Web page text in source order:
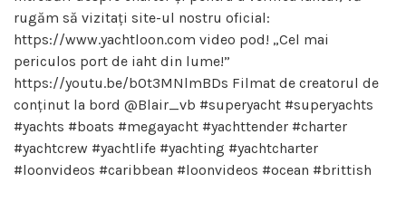
rugăm să vizitați site-ul nostru oficial:
https://www.yachtloon.com video pod! „Cel mai
periculos port de iaht din lume!”
https://youtu.be/b0t3MNlmBDs Filmat de creatorul de
conținut la bord @Blair_vb #superyacht #superyachts
#yachts #boats #megayacht #yachttender #charter
#yachtcrew #yachtlife #yachting #yachtcharter
#loonvideos #caribbean #loonvideos #ocean #brittish